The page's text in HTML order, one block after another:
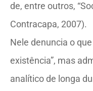
de, entre outros,
Contracapa, 2007).
Nele denuncia o
existência”, mas
analítico de longa